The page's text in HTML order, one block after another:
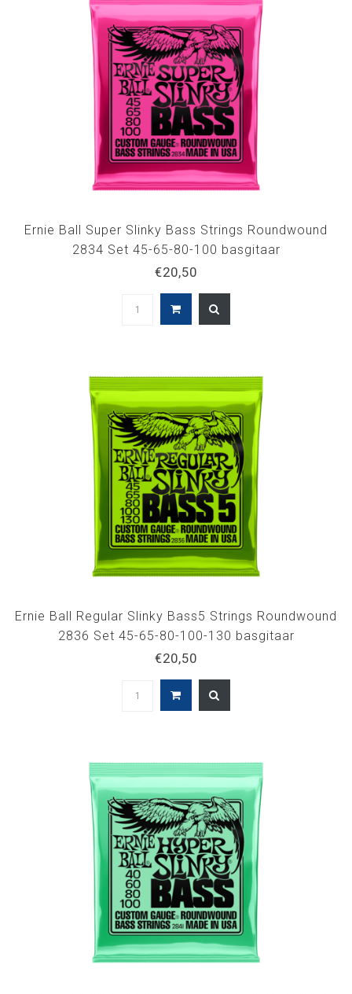
Ernie Ball Super Slinky Bass Strings Roundwound
2834 Set 45-65-80-100 basgitaar
€20,50
Ernie Ball Regular Slinky Bass5 Strings Roundwound
2836 Set 45-65-80-100-130 basgitaar
€20,50